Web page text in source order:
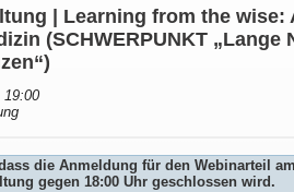
| Learning from the wise:
(SCHWERPUNKT „Lange
19:00
die Anmeldung für den Webinarteil
gegen 18:00 Uhr geschlossen wird.